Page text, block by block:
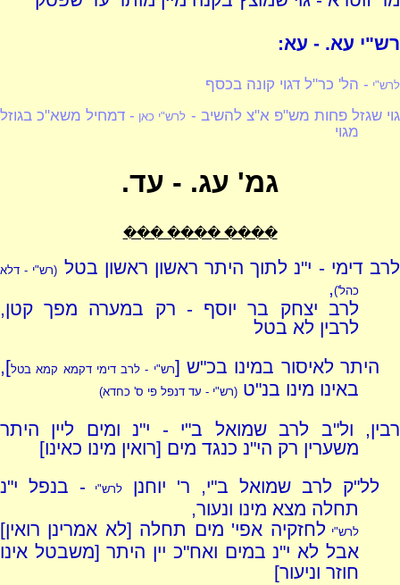
רש"י עא. - עא:
לרש"י - הל' כר"ל דגוי קונה בכסף
גוי שגזל פחות מש"פ א"צ להשיב - לרש"י כאן - דמחיל משא"כ בגוזל
מגוי
גמ' עג. - עד.
���� ���� ���
לרב דימי - י"נ לתוך היתר ראשון ראשון בטל (רש"י - דלא
כהל'),
לרב יצחק בר יוסף - רק במערה מפך קטן,
לרבין לא בטל
היתר לאיסור במינו בכ"ש [רש"י - לרב דימי דקמא קמא בטל],
באינו מינו בנ"ט(רש"י - עד דנפל פי ס' כחדא)
רבין, ול"ב לרב שמואל ב"י - י"נ ומים ליין היתר
משערין רק הי"נ כנגד מים [רואין מינו כאינו]
לל"ק לרב שמואל ב"י, ר' יוחנן
לרש"י - בנפל י"נ
תחלה מצא מינו ונעור,
לרש"ילחזקיה אפי' מים תחלה [לא אמרינן רואין]
אבל לא י"נ במים ואח"כ יין היתר [משבטל אינו
חוזר וניעור]